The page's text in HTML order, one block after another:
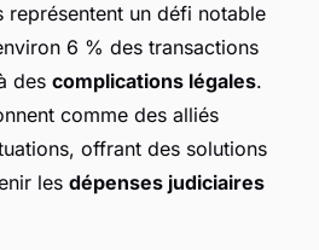
représentent un défi notable
6 % des transactions
des complications légales.
comme des alliés
offrant des solutions
les dépenses judiciaires